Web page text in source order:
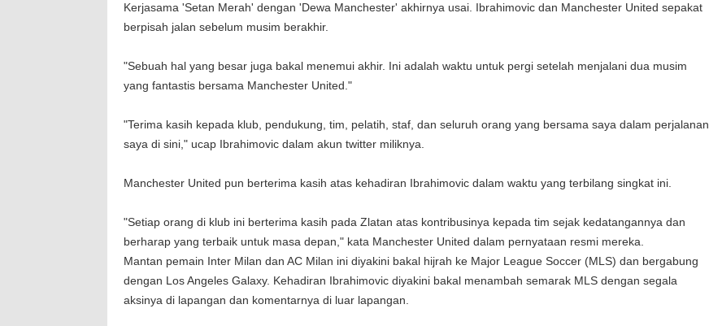
Kerjasama 'Setan Merah' dengan 'Dewa Manchester' akhirnya usai. Ibrahimovic dan Manchester United sepakat
berpisah jalan sebelum musim berakhir.
"Sebuah hal yang besar juga bakal menemui akhir. Ini adalah waktu untuk pergi setelah menjalani dua musim
yang fantastis bersama Manchester United."
"Terima kasih kepada klub, pendukung, tim, pelatih, staf, dan seluruh orang yang bersama saya dalam perjalanan
saya di sini," ucap Ibrahimovic dalam akun twitter miliknya.
Manchester United pun berterima kasih atas kehadiran Ibrahimovic dalam waktu yang terbilang singkat ini.
"Setiap orang di klub ini berterima kasih pada Zlatan atas kontribusinya kepada tim sejak kedatangannya dan
berharap yang terbaik untuk masa depan," kata Manchester United dalam pernyataan resmi mereka.
Mantan pemain Inter Milan dan AC Milan ini diyakini bakal hijrah ke Major League Soccer (MLS) dan bergabung
dengan Los Angeles Galaxy. Kehadiran Ibrahimovic diyakini bakal menambah semarak MLS dengan segala
aksinya di lapangan dan komentarnya di luar lapangan.